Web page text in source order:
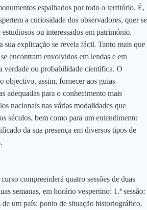
espalhados por todo o território. É,
a curiosidade dos observadores, quer se
ou interessados em património.
sua explicação se revela fácil. Tanto mais que
encontram envolvidos em lendas e em
verdade ou probabilidade científica. O
objectivo, assim, fornecer aos guias-
adequadas para o conhecimento mais
nacionais nas várias modalidades que
séculos, bem como para um entendimento
da sua presença em diversos tipos de
compreenderá quatro sessões de duas
semanas, em horário vespertino: 1.ª sessão:
um país: ponto de situação historiográfico.